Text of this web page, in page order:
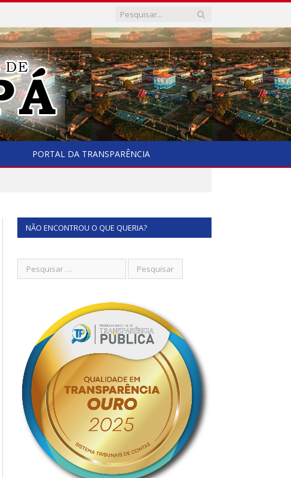
PORTAL DA TRANSPARÊNCIA
NÃO ENCONTROU O QUE QUERIA?